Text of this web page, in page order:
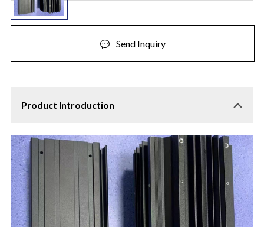
Send Inquiry
Product Introduction